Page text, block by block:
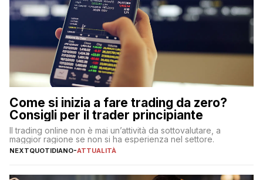
Come si inizia a fare trading da zero?
Consigli per il trader principiante
Il trading online non è mai un’attività da sottovalutare, a
maggior ragione se non si ha esperienza nel settore.
NEXTQUOTIDIANO-ATTUALITÀ